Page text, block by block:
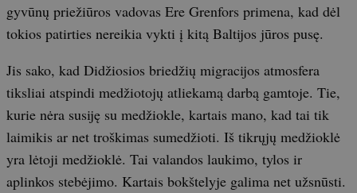
gyvūnų priežiūros vadovas Ere Grenfors primena, kad dėl
tokios patirties nereikia vykti į kitą Baltijos jūros pusę.
Jis sako, kad Didžiosios briedžių migracijos atmosfera
tiksliai atspindi medžiotojų atliekamą darbą gamtoje. Tie,
kurie nėra susiję su medžiokle, kartais mano, kad tai tik
laimikis ar net troškimas sumedžioti. Iš tikrųjų medžioklė
yra lėtoji medžioklė. Tai valandos laukimo, tylos ir
aplinkos stebėjimo. Kartais bokštelyje galima net užsnūsti.